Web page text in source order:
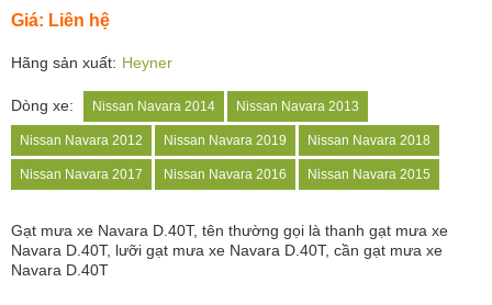
Giá: Liên hệ
Hãng sản xuất: Heyner
Dòng xe: Nissan Navara 2014 Nissan Navara 2013
Nissan Navara 2012 Nissan Navara 2019 Nissan Navara 2018
Nissan Navara 2017 Nissan Navara 2016 Nissan Navara 2015
Gạt mưa xe Navara D.40T, tên thường gọi là thanh gạt mưa xe
Navara D.40T, lưỡi gạt mưa xe Navara D.40T, cần gạt mưa xe
Navara D.40T